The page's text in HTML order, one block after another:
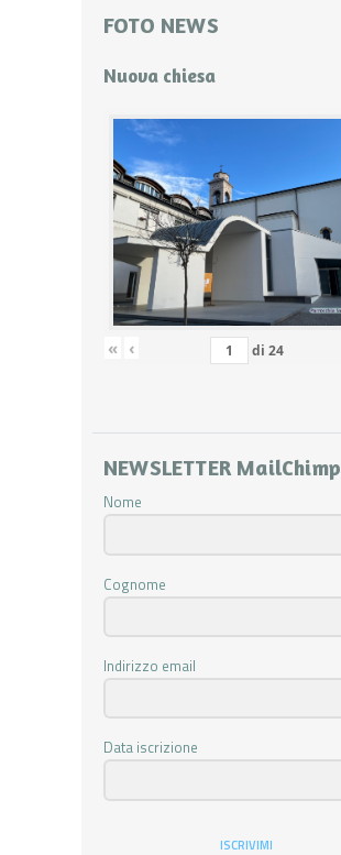
FOTO NEWS
Nuova chiesa
« ‹ di 24
NEWSLETTER MailChimp
Nome
Cognome
Indirizzo email
Data iscrizione
ISCRIVIMI